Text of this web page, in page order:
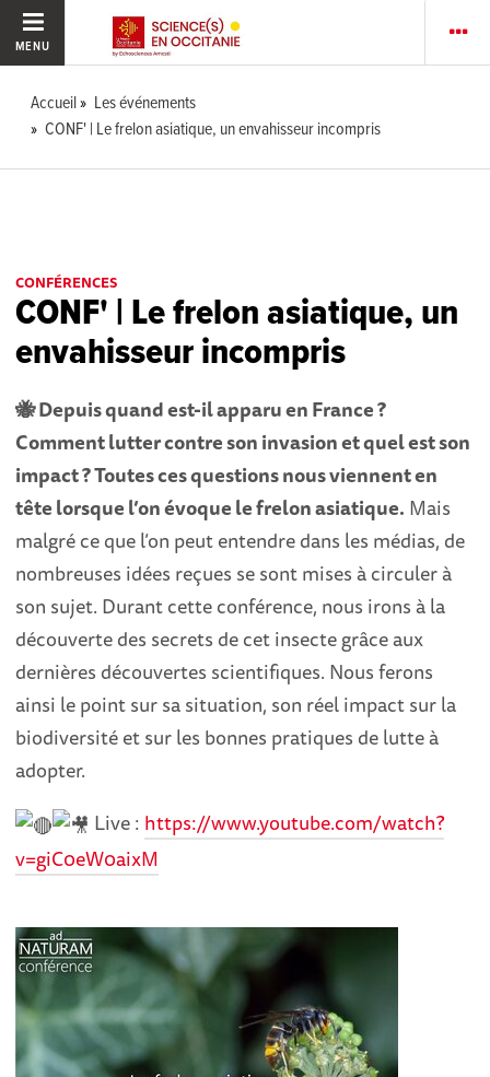
MENU
Accueil
Les événements
CONF' | Le frelon asiatique, un envahisseur incompris
CONFÉRENCES
CONF' | Le frelon asiatique, un
envahisseur incompris
🐝 Depuis quand est-il apparu en France ?
Comment lutter contre son invasion et quel est son
impact ? Toutes ces questions nous viennent en
tête lorsque l’on évoque le frelon asiatique. Mais
malgré ce que l’on peut entendre dans les médias, de
nombreuses idées reçues se sont mises à circuler à
son sujet. Durant cette conférence, nous irons à la
découverte des secrets de cet insecte grâce aux
dernières découvertes scientifiques. Nous ferons
ainsi le point sur sa situation, son réel impact sur la
biodiversité et sur les bonnes pratiques de lutte à
adopter.
Live : https://www.youtube.com/watch?
v=giC0eW0aixM